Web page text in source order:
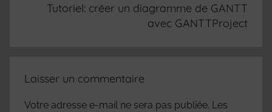
Tutoriel: créer un diagramme de GANTT
avec GANTTProject
Laisser un commentaire
Votre adresse e-mail ne sera pas publiée. Les